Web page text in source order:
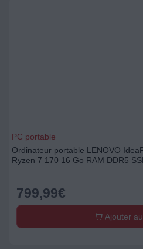
PC portable
Ordinateur portable LENOVO
Ryzen 7 170 16 Go RAM DDR5
799,99€
Ajouter